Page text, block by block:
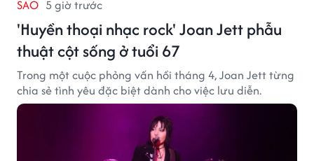
SAO 5 giờ trước
'Huyền thoại nhạc rock' Joan Jett phẫu
thuật cột sống ở tuổi 67
Trong một cuộc phỏng vấn hồi tháng 4, Joan Jett từng
chia sẻ tình yêu đặc biệt dành cho việc lưu diễn.